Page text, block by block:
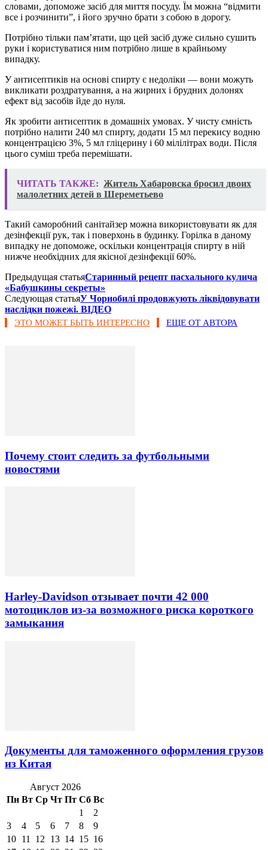
словами, допоможе засіб для миття посуду. Їм можна “відмити
все і розчинити”, і його зручно брати з собою в дорогу.
Потрібно тільки пам’ятати, що цей засіб дуже сильно сушить
руки і користуватися ним потрібно лише в крайньому
випадку.
У антисептиків на основі спирту є недоліки — вони можуть
викликати роздратування, а на жирних і брудних долонях
ефект від засобів йде до нуля.
Як зробити антисептик в домашніх умовах. У чисту ємність
потрібно налити 240 мл спирту, додати 15 мл перекису водню
концентрацією 3%, 5 мл гліцерину і 60 мілілітрах води. Після
цього суміш треба перемішати.
ЧИТАТЬ ТАКЖЕ: Житель Хабаровска бросил двоих
малолетних детей в Шереметьево
Такий саморобний санітайзер можна використовувати як для
дезінфекції рук, так і поверхонь в будинку. Горілка в даному
випадку не допоможе, оскільки концентрація спирту в ній
нижче необхідних для якісної дезінфекції 60%.
Предыдущая статьяСтаринный рецепт пасхального кулича
«Бабушкины секреты»
Следующая статьяУ Чорнобилі продовжують ліквідовувати
наслідки пожежі. ВІДЕО
ЭТО МОЖЕТ БЫТЬ ИНТЕРЕСНО ЕЩЕ ОТ АВТОРА
Почему стоит следить за футбольными
новостями
Harley-Davidson отзывает почти 42 000
мотоциклов из-за возможного риска короткого
замыкания
Документы для таможенного оформления грузов
из Китая
Август 2026
Пн Вт Ср Чт Пт Сб Вс
1
2
3
4 5 6 7 8
9
10 11 12 13 14 15 16